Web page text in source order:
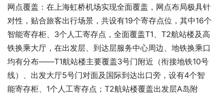
网点覆盖：在上海虹桥机场实现全面覆盖，网点布局极具针
对性，贴合旅客出行场景，共设有19个寄存点位，其中16个
智能寄存柜、3个人工寄存点，全面覆盖T1、T2航站楼及高
铁换乘大厅，在出发层、到达层服务中心周边、地铁换乘口
均有分布——T1航站楼主要覆盖3号门附近（衔接地铁10号
线）、出发大厅5号门对面及国际到达出口旁，设有4个智
能寄存柜、1个人工寄存点；T2航站楼覆盖出发层A岛附